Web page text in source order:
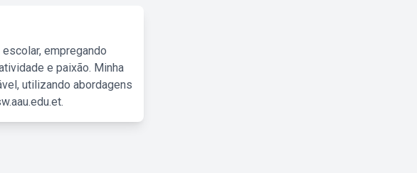
empregando
e paixão. Minha
utilizando abordagens